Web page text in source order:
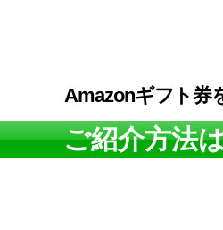
Amazonギフト券
ご紹介方法